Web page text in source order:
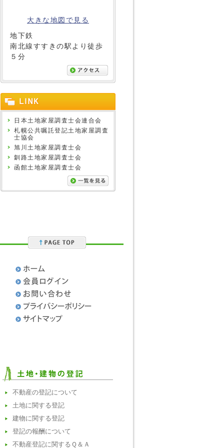
大きな地図で見る
地下鉄
南北線すすきの駅より徒歩
５分
日本土地家屋調査士会連合会
札幌公共嘱託登記土地家屋調査
士協会
旭川土地家屋調査士会
釧路土地家屋調査士会
函館土地家屋調査士会
不動産の登記について
土地に関する登記
建物に関する登記
登記の報酬について
不動産登記に関するＱ＆Ａ